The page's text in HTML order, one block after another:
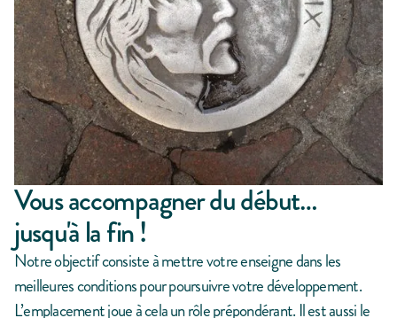
Vous accompagner du début…
jusqu'à la fin !
Notre objectif consiste à mettre votre enseigne dans les
meilleures conditions pour poursuivre votre développement.
L’emplacement joue à cela un rôle prépondérant. Il est aussi le